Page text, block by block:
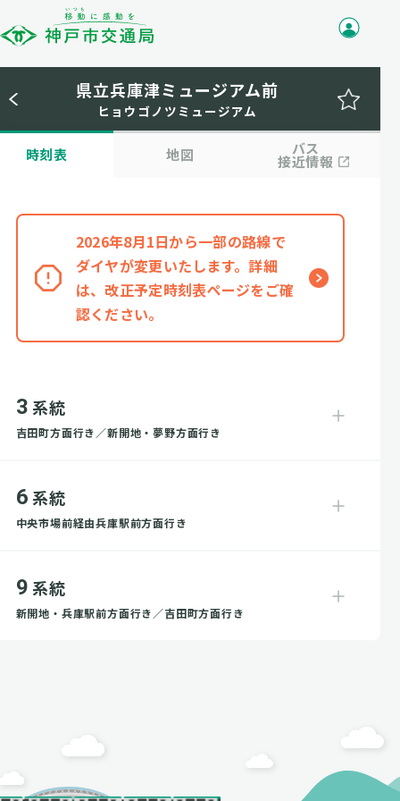
県立兵庫津ミュージアム前
ヒョウゴノツミュージアム
時刻表 地図 バス
接近情報
2026年8月1日から一部の路線で
ダイヤが変更いたします。詳細
は、改正予定時刻表ページをご確
認ください。
3 系統
吉田町方面行き／新開地・夢野方面行き
6 系統
中央市場前経由兵庫駅前方面行き
9 系統
新開地・兵庫駅前方面行き／吉田町方面行き